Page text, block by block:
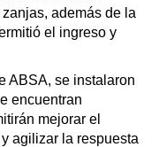
además de la
el ingreso y
ABSA, se instalaron
encuentran
mejorar el
agilizar la respuesta